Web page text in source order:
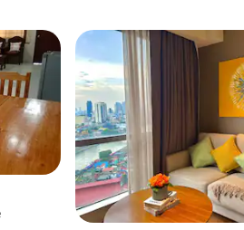
: 4,67 sur 5